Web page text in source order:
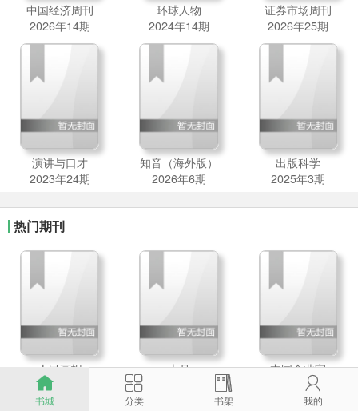
中国经济周刊
2026年14期
环球人物
2024年14期
证券市场周刊
2026年25期
演讲与口才
2023年24期
知音（海外版）
2026年6期
出版科学
2025年3期
热门期刊
人民画报
2026年7期
十月
中国企业家
2026年6期

书城

分类

书架

我的